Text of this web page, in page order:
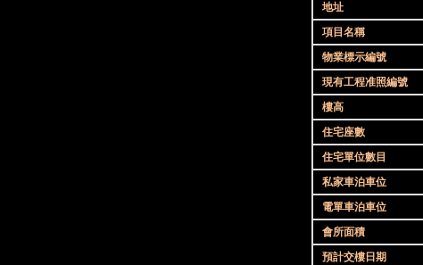
地址
項目名稱
物業標示編號
現有工程准照編號
樓高
住宅座數
住宅單位數目
私家車泊車位
電單車泊車位
會所面積
預計交樓日期